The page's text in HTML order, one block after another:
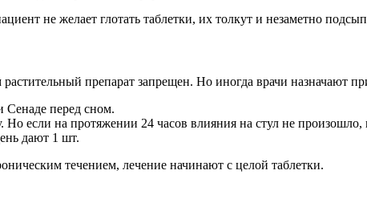
не желает глотать таблетки, их толкут и незаметно
препарат запрещен. Но иногда врачи назначают
Сенаде перед сном.
Но если на протяжении 24 часов влияния на стул не
дают 1 шт.
течением, лечение начинают с целой таблетки.